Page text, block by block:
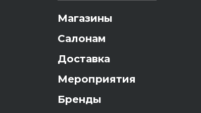
Магазины
Салонам
Доставка
Мероприятия
Бренды